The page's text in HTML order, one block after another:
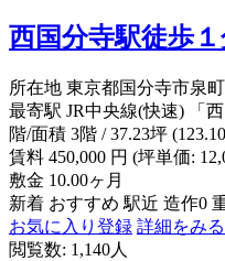
西国分寺駅徒歩
所在地 東京都国分寺市泉
最寄駅 JR中央線(快速) 「
階/面積 3階 / 37.23坪
賃料 450,000 円 (坪単価:
敷金 10.00ヶ月
新着 おすすめ 駅近 造作0
お気に入り登録 詳細をみる
閲覧数: 1,140人